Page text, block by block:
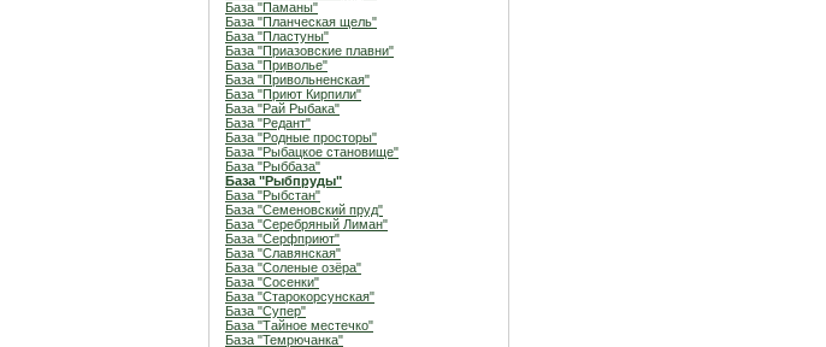
База "Паманы"
База "Планческая щель"
База "Пластуны"
База "Приазовские плавни"
База "Приволье"
База "Привольненская"
База "Приют Кирпили"
База "Рай Рыбака"
База "Редант"
База "Родные просторы"
База "Рыбацкое становище"
База "Рыббаза"
База "Рыбпруды"
База "Рыбстан"
База "Семеновский пруд"
База "Серебряный Лиман"
База "Серфприют"
База "Славянская"
База "Соленые озёра"
База "Сосенки"
База "Старокорсунская"
База "Супер"
База "Тайное местечко"
База "Темрючанка"